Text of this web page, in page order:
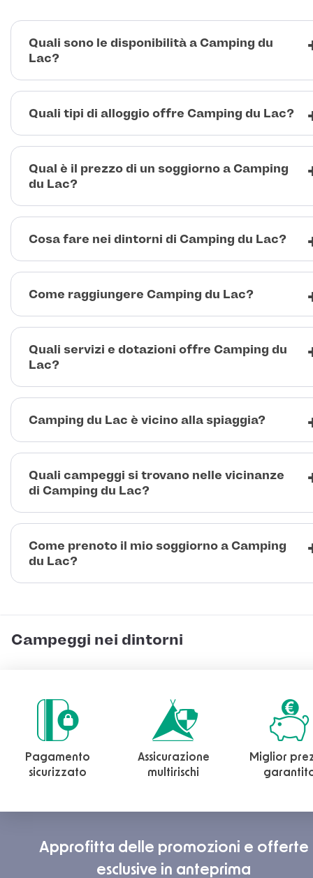
Quali sono le disponibilità a Camping du
Lac?
Quali tipi di alloggio offre Camping du Lac?
Qual è il prezzo di un soggiorno a Camping
du Lac?
Cosa fare nei dintorni di Camping du Lac?
Come raggiungere Camping du Lac?
Quali servizi e dotazioni offre Camping du
Lac?
Camping du Lac è vicino alla spiaggia?
Quali campeggi si trovano nelle vicinanze
di Camping du Lac?
Come prenoto il mio soggiorno a Camping
du Lac?
Campeggi nei dintorni
Pagamento
sicurizzato
Assicurazione
multirischi
Miglior
Approfitta delle promozioni e offerte
esclusive in anteprima